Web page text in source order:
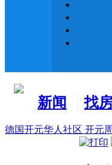
新闻
找
德国开元华人社区 开元